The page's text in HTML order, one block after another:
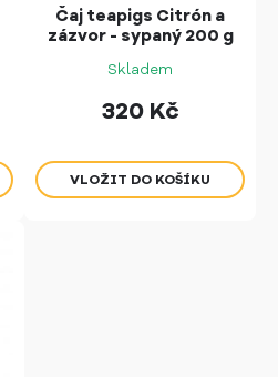
Čaj teapigs Citrón a
zázvor - sypaný 200 g
Skladem
320 Kč